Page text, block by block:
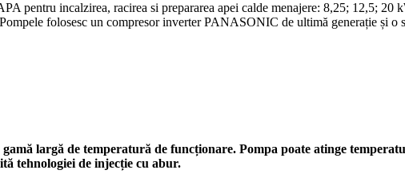
pentru incalzirea, racirea si prepararea apei calde menajere: 8,25; 12,5;
folosesc un compresor inverter PANASONIC de ultimă generație și o
largă de temperatură de funcționare. Pompa poate atinge
tehnologiei de injecție cu abur.